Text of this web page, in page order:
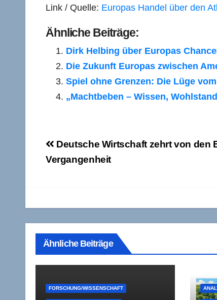
Link / Quelle: Europas Handel über den
Ähnliche Beiträge:
Dirk Helbing über Europas
Die Zukunft Europas zwischen
Spiel ohne Grenzen: Die Lüge
„Machtbeben – Wissen,
Beitragsnavigation
Deutsche Wirtschaft zehrt von den
Vergangenheit
Ähnliche Beiträge
FORSCHUNG/WISSENSCHAFT